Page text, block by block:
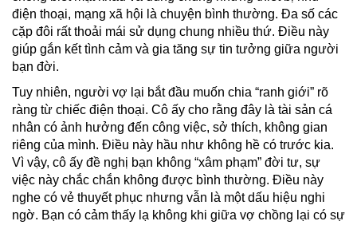
điện thoại, mạng xã hội là chuyện bình thường. Đa số các
cặp đôi rất thoải mái sử dụng chung nhiều thứ. Điều này
giúp gắn kết tình cảm và gia tăng sự tin tưởng giữa người
bạn đời.
Tuy nhiên, người vợ lại bắt đầu muốn chia “ranh giới” rõ
ràng từ chiếc điện thoại. Cô ấy cho rằng đây là tài sản cá
nhân có ảnh hưởng đến công việc, sở thích, không gian
riêng của mình. Điều này hầu như không hề có trước kia.
Vì vậy, cô ấy đề nghị bạn không “xâm phạm” đời tư, sự
việc này chắc chắn không được bình thường. Điều này
nghe có vẻ thuyết phục nhưng vẫn là một dấu hiệu nghi
ngờ. Bạn có cảm thấy lạ không khi giữa vợ chồng lại có sự